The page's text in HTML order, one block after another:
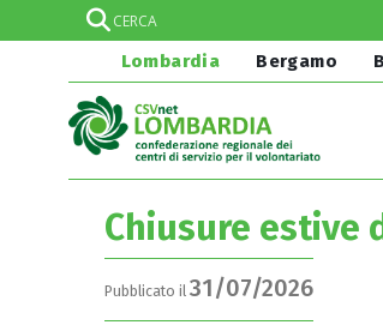
Lombardia Bergamo
Chiusure estive
Pubblicato il 31/07/2026